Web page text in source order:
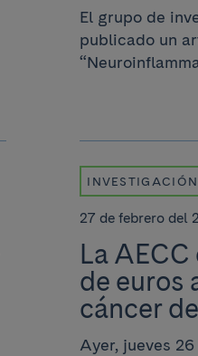
El grupo de
publicado un
INVESTIGACIÓN
27 de febrero del
La
de euros
cáncer
Ayer, jueves